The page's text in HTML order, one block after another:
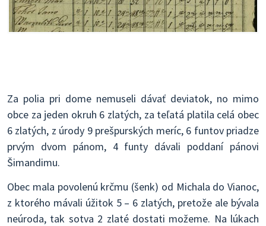
Za polia pri dome nemuseli dávať deviatok, no mimo
obce za jeden okruh 6 zlatých, za teľatá platila celá obec
6 zlatých, z úrody 9 prešpurských meríc, 6 funtov priadze
prvým dvom pánom, 4 funty dávali poddaní pánovi
Šimandimu.
Obec mala povolenú krčmu (šenk) od Michala do Vianoc,
z ktorého mávali úžitok 5 – 6 zlatých, pretože ale bývala
neúroda, tak sotva 2 zlaté dostati možeme. Na lúkach